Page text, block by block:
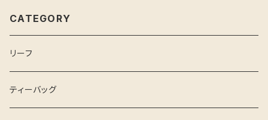
CATEGORY
リーフ
ティーバッグ